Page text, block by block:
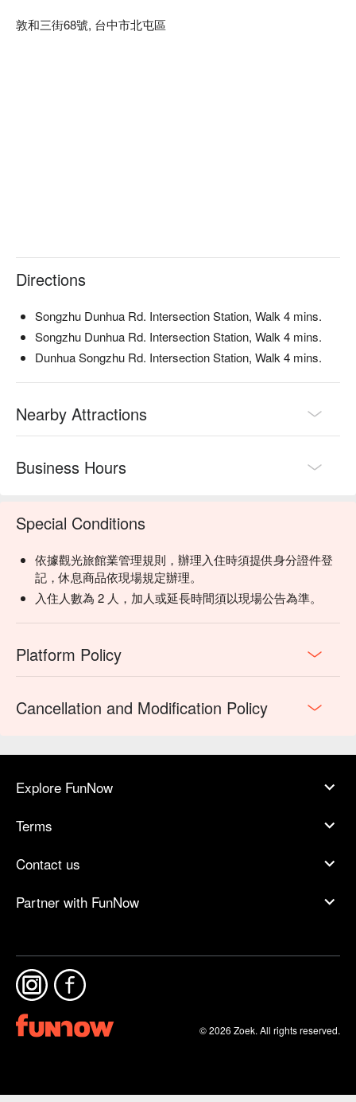
敦和三街68號, 台中市北屯區
Directions
Songzhu Dunhua Rd. Intersection Station, Walk 4 mins.
Songzhu Dunhua Rd. Intersection Station, Walk 4 mins.
Dunhua Songzhu Rd. Intersection Station, Walk 4 mins.
Nearby Attractions
Business Hours
Special Conditions
依據觀光旅館業管理規則，辦理入住時須提供身分證件登
記，休息商品依現場規定辦理。
入住人數為 2 人，加人或延長時間須以現場公告為準。
Platform Policy
Cancellation and Modification Policy
Explore FunNow
Terms
Contact us
Partner with FunNow
© 2026 Zoek. All rights reserved.